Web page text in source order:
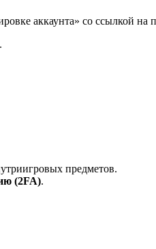
аккаунта» со ссылкой на
предметов.
(2FA).